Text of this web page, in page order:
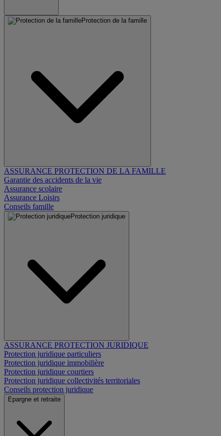
Protection de la famille
ASSURANCE PROTECTION DE LA FAMILLE
Garantie des accidents de la vie
Assurance scolaire
Assurance Loisirs
Conseils famille
Protection juridique
ASSURANCE PROTECTION JURIDIQUE
Protection juridique particuliers
Protection juridique immobilière
Protection juridique courtiers
Protection juridique collectivités territoriales
Conseils protection juridique
Epargne et retraite